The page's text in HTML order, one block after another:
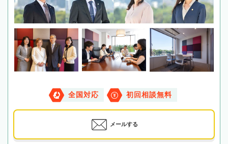
全国対応 初回相談無料
メールする